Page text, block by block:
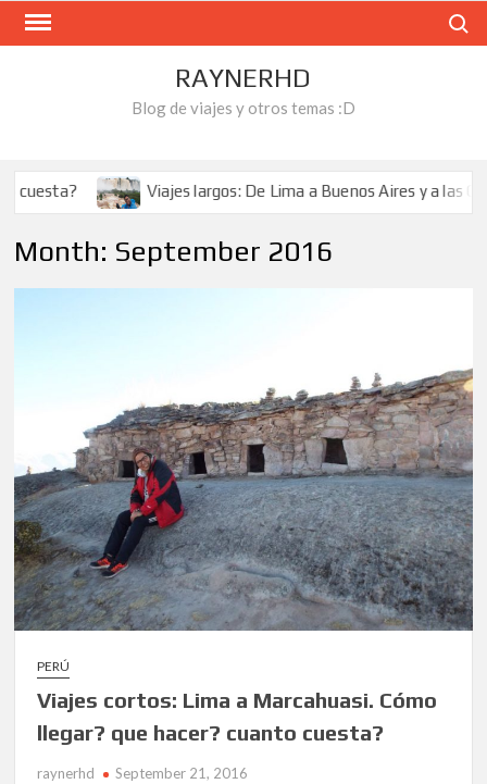
Skip
RAYNERHD
Blog de viajes y otros temas :D
Viajes largos: De Lima a Buenos Aires y a las
Month: September 2016
PERÚ
Viajes cortos: Lima a Marcahuasi. Cómo
llegar? que hacer? cuanto cuesta?
raynerhd September 21, 2016